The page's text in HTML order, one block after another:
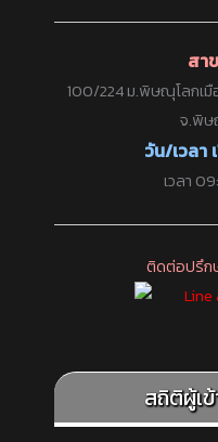
สา
100/224 ม.พิษณุโลกเมื
จ.พิ
วัน/เวลา
เวลา
ติดต่อปรึก
สถิติผู้เข้